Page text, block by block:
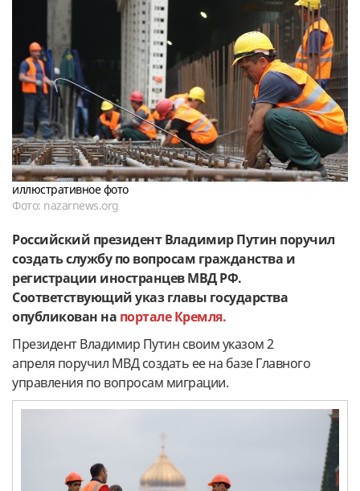
иллюстративное фото
Фото: nazarnews.org
Российский президент Владимир Путин поручил
создать службу по вопросам гражданства и
регистрации иностранцев МВД РФ.
Соответствующий указ главы государства
опубликован на портале Кремля.
Президент Владимир Путин своим указом 2
апреля поручил МВД создать ее на базе Главного
управления по вопросам миграции.